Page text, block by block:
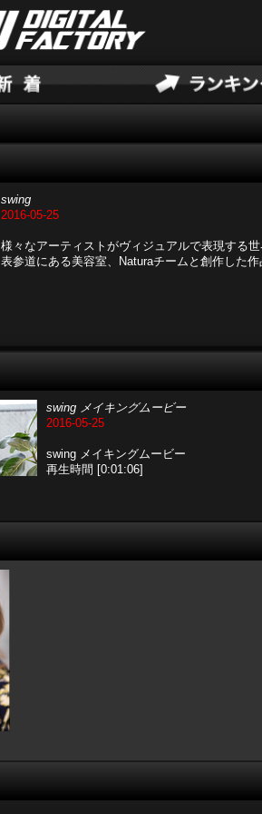
swing
2016-05-25
様々なアーティストがヴィジュアルで表現する
表参道にある美容室、Naturaチームと創作した
swing メイキングムービー
2016-05-25
swing メイキングムービー
再生時間 [0:01:06]